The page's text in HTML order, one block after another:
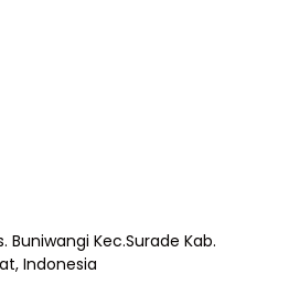
Buniwangi Kec.Surade Kab.
Indonesia